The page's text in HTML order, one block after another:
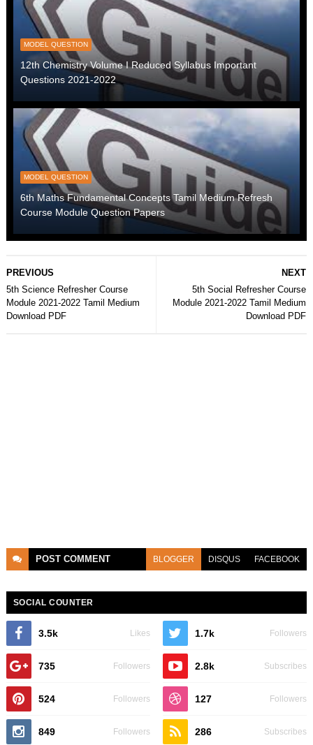
MODEL QUESTION
12th Chemistry Volume I Reduced Syllabus Important
Questions 2021-2022
MODEL QUESTION
6th Maths Fundamental Concepts Tamil Medium Refresh
Course Module Question Papers
NEXT
5th Social Refresher Course
Module 2021-2022 Tamil Medium
Download PDF
PREVIOUS
5th Science Refresher Course
Module 2021-2022 Tamil Medium
Download PDF
POST COMMENT BLOGGER DISQUS FACEBOOK
SOCIAL COUNTER
3.5k Likes 1.7k Followers
735 Followers 2.8k Subscribes
524 Followers 127 Followers
849 Followers 286 Subscribes